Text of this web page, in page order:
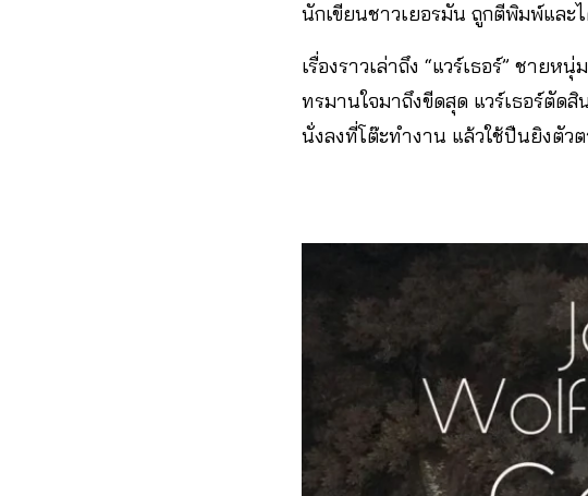
นักเขียนชาวเยอรมัน ถูกตีพิมพ์และ
เรื่องราวเล่าถึง “แวร์เธอร์” ชาย
ทรมานใจมาถึงขีดสุด แวร์เธอร์ตัดสิ
นั่งลงที่โต๊ะทำงาน แล้วใช้ปืนยิงตัว